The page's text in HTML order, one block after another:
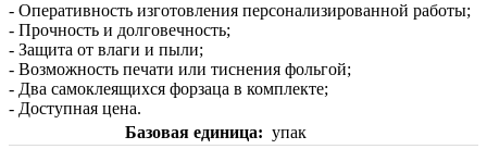
- Оперативность изготовления персонализированной работы;
- Прочность и долговечность;
- Защита от влаги и пыли;
- Возможность печати или тиснения фольгой;
- Два самоклеящихся форзаца в комплекте;
- Доступная цена.
Базовая единица
упак